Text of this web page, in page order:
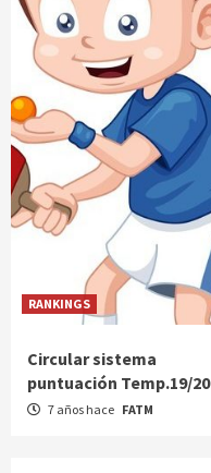
RANKINGS
Circular sistema
puntuación Temp.19/20
7 años hace FATM